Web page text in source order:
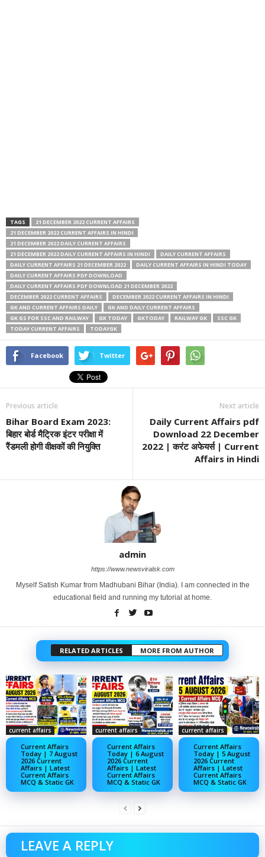
TAGS
21 DECEMBER 2022 CURRENT AFFAIRS
21 DECEMBER 2022 CURRENT AFFAIRS IN HINDI
21 DECEMBER 2022 DAILY CURRENT AFFAIRS
21 DECEMBER 2022 DAILY CURRENT AFFAIRS IN HINDI
DAILY CURRENT AFFAIRS
DAILY CURRENT AFFAIRS 21 DECEMBER 2022
DAILY CURRENT AFFAIRS IN HINDI TODAY
DAILY CURRENT AFFAIRS PDF DOWNLOAD
DAILY CURRENT AFFAIRS PDF DOWNLOAD 21 DECEMBER 2022
DECEMBER 2022 CURRENT AFFAIRS
DECEMBER 2022 CURRENT AFFAIRS IN HINDI
GK AND CURRENT AFFAIRS DAILY
GK AND DAILY CURRENT AFFAIRS
GK GS FOR SSC AND RAILWAY
GK TODAY GKTODAY RAILWAY GK
SSC GK
TODAY CURRENT AFFAIRS
TODAYGK
Facebook Twitter
Previous article
Bihar Board Exam 2023:
बिहार बोर्ड मैट्रिक इंटर परीक्षा में
रैंडमली होगी वीक्षकों की नियुक्ति
Next article
Daily Current Affairs pdf
Download 22 December
2022 | करंट अफेयर्स | Current
Affairs in Hindi
admin
https://www.newsviralsk.com
Myself Satish Kumar from Madhubani Bihar (India). I am connected in the
educational field and running my tutorial at home.
RELATED ARTICLES MORE FROM AUTHOR
current affairs
Current Affairs
Today | 7 August
2026 Current
Affairs | Latest
Current Affairs
MCQ & Static GK
current affairs
Current Affairs
Today | 6 August
2026 Current
Affairs | Latest
Current Affairs
MCQ & Static GK
current affairs
Current Affairs
Today | 5 August
2026 Current
Affairs | Latest
Current Affairs
MCQ & Static GK
LEAVE A REPLY